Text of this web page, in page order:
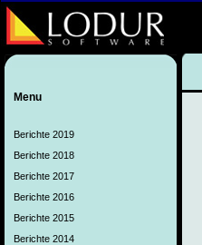
Menu
Berichte 2019
Berichte 2018
Berichte 2017
Berichte 2016
Berichte 2015
Berichte 2014